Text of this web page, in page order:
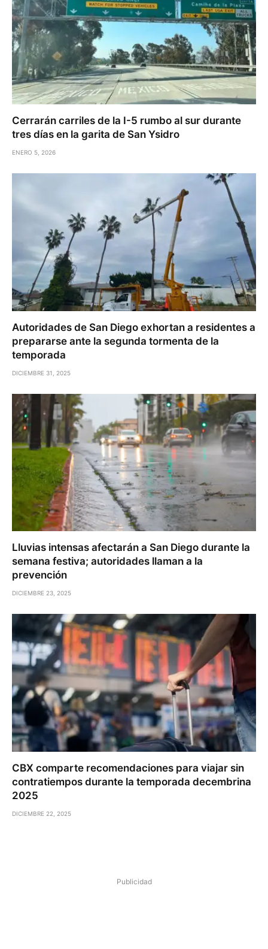
Cerrarán carriles de la I-5 rumbo al sur durante
tres días en la garita de San Ysidro
ENERO 5, 2026
Autoridades de San Diego exhortan a residentes a
prepararse ante la segunda tormenta de la
temporada
DICIEMBRE 31, 2025
Lluvias intensas afectarán a San Diego durante la
semana festiva; autoridades llaman a la
prevención
DICIEMBRE 23, 2025
CBX comparte recomendaciones para viajar sin
contratiempos durante la temporada decembrina
2025
DICIEMBRE 22, 2025
Publicidad